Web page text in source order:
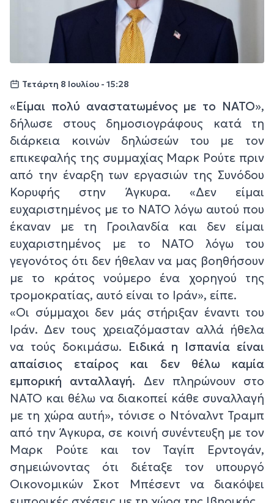
Τετάρτη 8 Ιουλίου - 15:28
«Είμαι πολύ αναστατωμένος με το ΝΑΤΟ»,
δήλωσε στους δημοσιογράφους κατά τη
διάρκεια κοινών δηλώσεών του με τον
επικεφαλής της συμμαχίας Μαρκ Ρούτε πριν
από την έναρξη των εργασιών της Συνόδου
Κορυφής στην Άγκυρα. «Δεν είμαι
ευχαριστημένος με το ΝΑΤΟ λόγω αυτού που
έκαναν με τη Γροιλανδία και δεν είμαι
ευχαριστημένος με το ΝΑΤΟ λόγω του
γεγονότος ότι δεν ήθελαν να μας βοηθήσουν
με το κράτος νούμερο ένα χορηγού της
τρομοκρατίας, αυτό είναι το Ιράν», είπε.
«Οι σύμμαχοι δεν μάς στήριξαν έναντι του
Ιράν. Δεν τους χρειαζόμασταν αλλά ήθελα
να τούς δοκιμάσω. Ειδικά η Ισπανία είναι
απαίσιος εταίρος και δεν θέλω καμία
εμπορική ανταλλαγή. Δεν πληρώνουν στο
ΝΑΤΟ και θέλω να διακοπεί κάθε συναλλαγή
με τη χώρα αυτή», τόνισε ο Ντόναλντ Τραμπ
από την Άγκυρα, σε κοινή συνέντευξη με τον
Μαρκ Ρούτε και τον Ταγίπ Ερντογάν,
σημειώνοντας ότι διέταξε τον υπουργό
Οικονομικών Σκοτ ​​Μπέσεντ να διακόψει